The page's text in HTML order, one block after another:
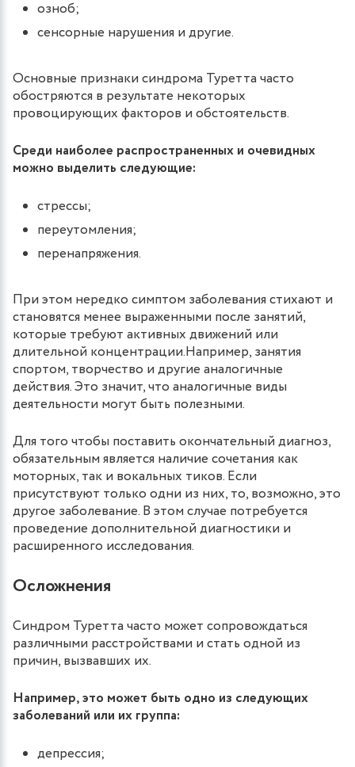
озноб;
сенсорные нарушения и другие.
Основные признаки синдрома Туретта часто
обостряются в результате некоторых
провоцирующих факторов и обстоятельств.
Среди наиболее распространенных и очевидных
можно выделить следующие:
стрессы;
переутомления;
перенапряжения.
При этом нередко симптом заболевания стихают и
становятся менее выраженными после занятий,
которые требуют активных движений или
длительной концентрации.Например, занятия
спортом, творчество и другие аналогичные
действия. Это значит, что аналогичные виды
деятельности могут быть полезными.
Для того чтобы поставить окончательный диагноз,
обязательным является наличие сочетания как
моторных, так и вокальных тиков. Если
присутствуют только одни из них, то, возможно, это
другое заболевание. В этом случае потребуется
проведение дополнительной диагностики и
расширенного исследования.
Осложнения
Синдром Туретта часто может сопровождаться
различными расстройствами и стать одной из
причин, вызвавших их.
Например, это может быть одно из следующих
заболеваний или их группа:
депрессия;